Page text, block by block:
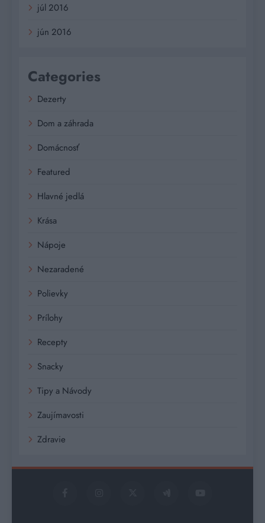
júl 2016
jún 2016
Categories
Dezerty
Dom a záhrada
Domácnosť
Featured
Hlavné jedlá
Krása
Nápoje
Nezaradené
Polievky
Prílohy
Recepty
Snacky
Tipy a Návody
Zaujímavosti
Zdravie